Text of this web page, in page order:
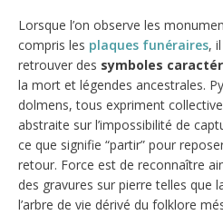
Lorsque l’on observe les
compris les plaques funéraires,
retrouver des symboles
la mort et légendes ancestrales.
dolmens, tous expriment
abstraite sur l’impossibilité de
ce que signifie “partir” pour
retour. Force est de reconnaître
des gravures sur pierre telles que
l’arbre de vie dérivé du folklore